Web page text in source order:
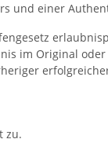
und einer
im Original
zu.